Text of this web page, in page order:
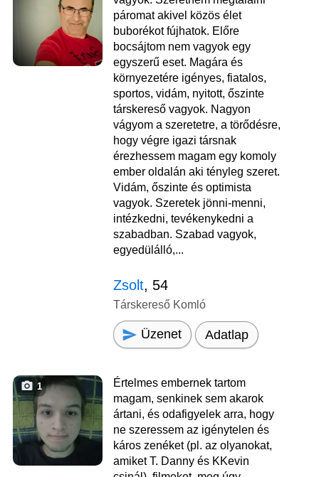
páromat akivel közös élet
buborékot fújhatok. Előre
bocsájtom nem vagyok egy
egyszerű eset. Magára és
környezetére igényes, fiatalos,
sportos, vidám, nyitott, őszinte
társkereső vagyok. Nagyon
vágyom a szeretetre, a törődésre,
hogy végre igazi társnak
érezhessem magam egy komoly
ember oldalán aki tényleg szeret.
Vidám, őszinte és optimista
vagyok. Szeretek jönni-menni,
intézkedni, tevékenykedni a
szabadban. Szabad vagyok,
egyedülálló,...
Zsolt, 54
Társkereső Komló
Üzenet Adatlap
1
Értelmes embernek tartom
magam, senkinek sem akarok
ártani, és odafigyelek arra, hogy
ne szeressem az igénytelen és
káros zenéket (pl. az olyanokat,
amiket T. Danny és KKevin